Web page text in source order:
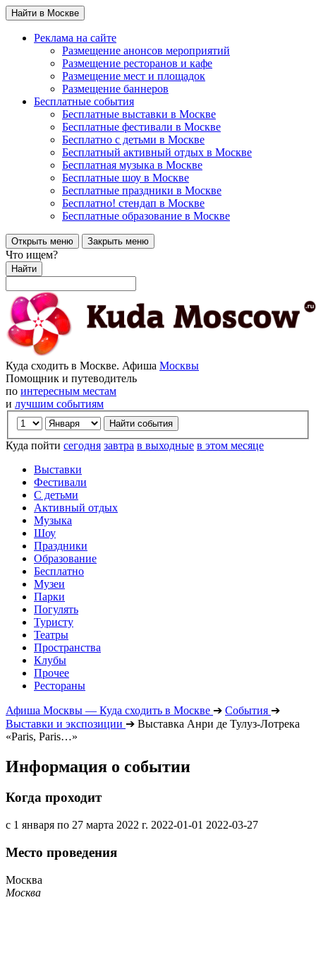
Найти в Москве
Реклама на сайте
Размещение анонсов мероприятий
Размещение ресторанов и кафе
Размещение мест и площадок
Размещение баннеров
Бесплатные события
Бесплатные выставки в Москве
Бесплатные фестивали в Москве
Бесплатно с детьми в Москве
Бесплатный активный отдых в Москве
Бесплатная музыка в Москве
Бесплатные шоу в Москве
Бесплатные праздники в Москве
Бесплатно! стендап в Москве
Бесплатные образование в Москве
Открыть меню Закрыть меню
Что ищем?
Найти
Куда сходить в Москве. Афиша Москвы
Помощник и путеводитель
по интересным местам
и лучшим событиям
Куда пойти сегодня завтра в выходные в этом месяце
Выставки
Фестивали
С детьми
Активный отдых
Музыка
Шоу
Праздники
Образование
Бесплатно
Музеи
Парки
Погулять
Туристу
Театры
Пространства
Клубы
Прочее
Рестораны
Афиша Москвы — Куда сходить в Москве ➔ События ➔
Выставки и экспозиции ➔ Выставка Анри де Тулуз-Лотрека
«Paris, Paris…»
Информация о событии
Когда проходит
с 1 января по 27 марта 2022 г. 2022-01-01 2022-03-27
Место проведения
Москва
Москва